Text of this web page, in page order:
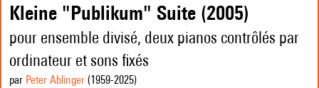
Kleine "Publikum" Suite (2005)
pour ensemble divisé, deux pianos contrôlés par
ordinateur et sons fixés
par Peter Ablinger (1959-2025)